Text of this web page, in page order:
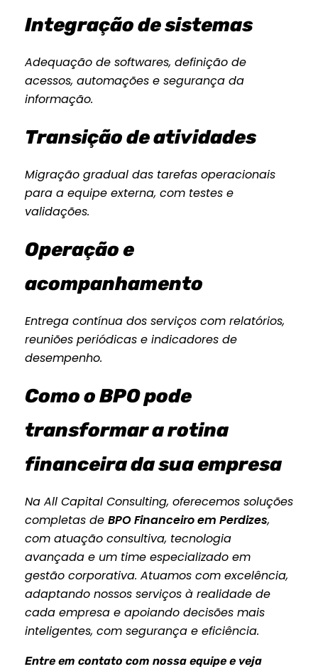
Integração de sistemas
Adequação de softwares, definição de
acessos, automações e segurança da
informação.
Transição de atividades
Migração gradual das tarefas operacionais
para a equipe externa, com testes e
validações.
Operação e
acompanhamento
Entrega contínua dos serviços com relatórios,
reuniões periódicas e indicadores de
desempenho.
Como o BPO pode
transformar a rotina
financeira da sua empresa
Na All Capital Consulting, oferecemos soluções
completas de BPO Financeiro em Perdizes,
com atuação consultiva, tecnologia
avançada e um time especializado em
gestão corporativa. Atuamos com excelência,
adaptando nossos serviços à realidade de
cada empresa e apoiando decisões mais
inteligentes, com segurança e eficiência.
Entre em contato com nossa equipe e veja